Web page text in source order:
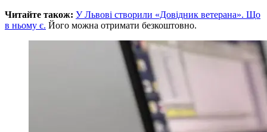
Читайте також: У Львові створили «Довідник ветерана». Що
в ньому є. Його можна отримати безкоштовно.